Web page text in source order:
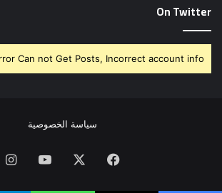
On Twitter
Can not Get Posts, Incorrect account info.
سياسة الخصوصية
فيسبوك يوتيوب